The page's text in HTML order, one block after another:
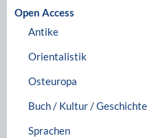
Open Access
Antike
Orientalistik
Osteuropa
Buch / Kultur / Geschichte
Sprachen